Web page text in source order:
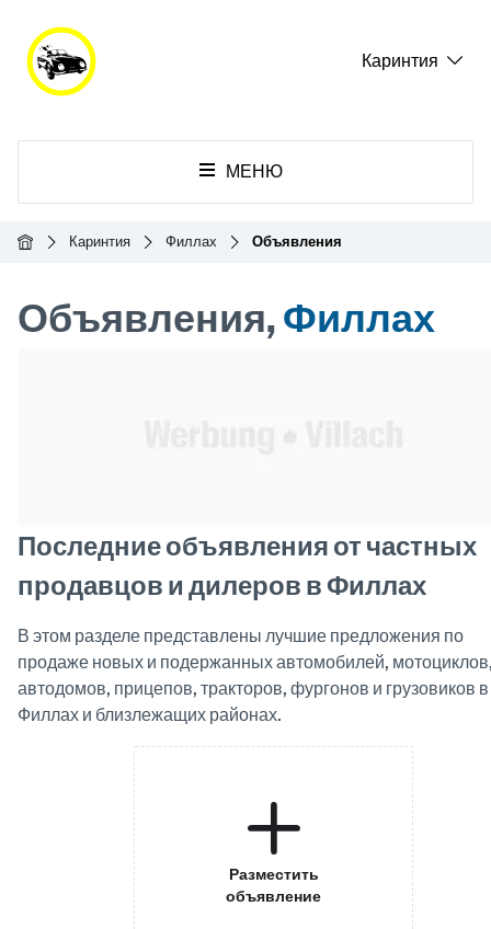
Каринтия
МЕНЮ
ГлавнаяКаринтия Филлах Объявления
Объявления,Филлах
Последние объявления от частных
продавцов и дилеров в Филлах
В этом разделе представлены лучшие предложения по
продаже новых и подержанных автомобилей,
автодомов, прицепов, тракторов, фургонов и грузовиков в
Филлах и близлежащих районах.
Разместить
объявление